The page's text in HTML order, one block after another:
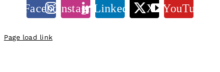
FacebookInstagramLinkedIn X YouTube
Page load link